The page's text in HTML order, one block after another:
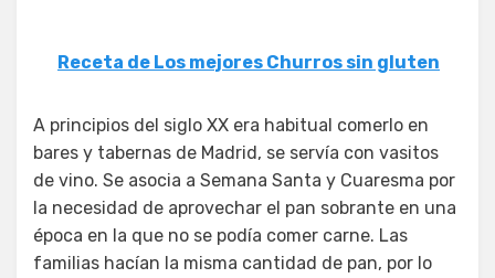
Receta de Los mejores Churros sin gluten
A principios del siglo XX era habitual comerlo en
bares y tabernas de Madrid, se servía con vasitos
de vino. Se asocia a Semana Santa y Cuaresma por
la necesidad de aprovechar el pan sobrante en una
época en la que no se podía comer carne. Las
familias hacían la misma cantidad de pan, por lo